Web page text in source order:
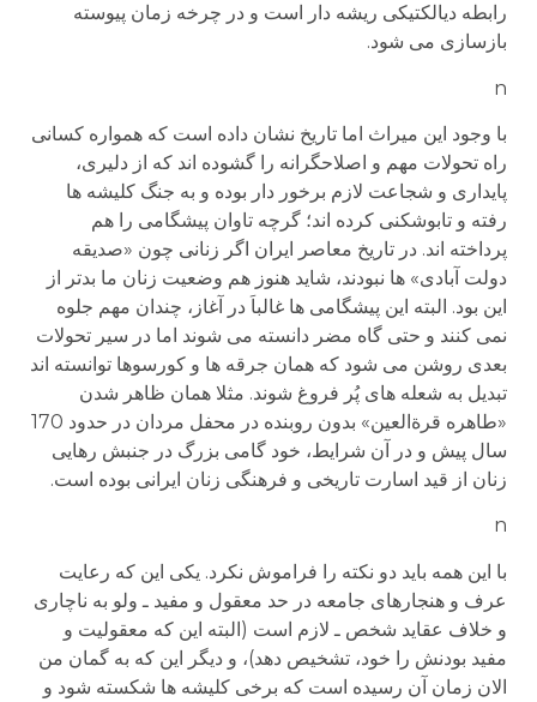
رابطه دیالکتیکی ریشه دار است و در چرخه زمان پیوسته
بازسازی می شود.
n
با وجود این میراث اما تاریخ نشان داده است که همواره کسانی
راه تحولات مهم و اصلاحگرانه را گشوده اند که از دلیری،
پایداری و شجاعت لازم برخور دار بوده و به جنگ کلیشه ها
رفته و تابوشکنی کرده اند؛ گرچه تاوان پیشگامی را هم
پرداخته اند. در تاریخ معاصر ایران اگر زنانی چون «صدیقه
دولت آبادی» ها نبودند، شاید هنوز هم وضعیت زنان ما بدتر از
این بود. البته این پیشگامی ها غالباَ در آغاز، چندان مهم جلوه
نمی کنند و حتی گاه مضر دانسته می شوند اما در سیر تحولات
بعدی روشن می شود که همان جرقه ها و کورسوها توانسته اند
تبدیل به شعله های پُر فروغ شوند. مثلا همان ظاهر شدن
«طاهره قرةالعین» بدون روبنده در محفل مردان در حدود 170
سال پیش و در آن شرایط، خود گامی بزرگ در جنبش رهایی
زنان از قید اسارت تاریخی و فرهنگی زنان ایرانی بوده است.
n
با این همه باید دو نکته را فراموش نکرد. یکی این که رعایت
عرف و هنجارهای جامعه در حد معقول و مفید ـ ولو به ناچاری
و خلاف عقاید شخص ـ لازم است (البته این که معقولیت و
مفید بودنش را خود، تشخیص دهد)، و دیگر این که به گمان من
الان زمان آن رسیده است که برخی کلیشه ها شکسته شود و